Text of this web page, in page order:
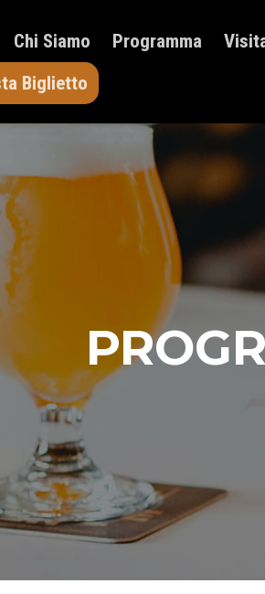
Chi Siamo Programma
Biglietto
CHI SIAMO
PROGRAMMA
VISITA
ESPONI
PROTAGONISTI
ELENCO ESPOSITORI
CONTATTI
ACQUISTA BIGLIETTO